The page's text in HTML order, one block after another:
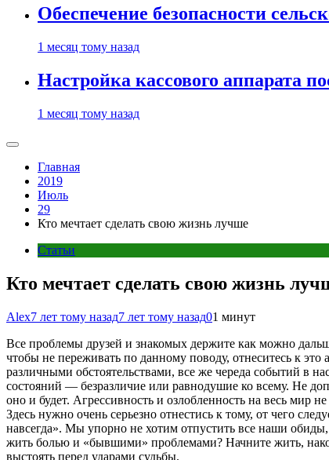
Обеспечение безопасности
1 месяц тому назад
Настройка кассового аппарата
1 месяц тому назад
Главная
2019
Июль
29
Кто мечтает сделать свою жизнь лучше
Статьи
Кто мечтает сделать свою жизнь
Alex7 лет тому назад7 лет тому назад01 минут
Все проблемы друзей и знакомых держите как можно
чтобы не переживать по данному поводу, отнеситесь к
различными обстоятельствами, все же череда событий в
состояний — безразличие или равнодушие ко всему. Не
оно и будет. Агрессивность и озлобленность на весь мир
Здесь нужно очень серьезно отнестись к тому, от чего
навсегда». Мы упорно не хотим отпустить все наши
жить болью и «бывшими» проблемами? Начните жить,
выстоять перед ударами судьбы.